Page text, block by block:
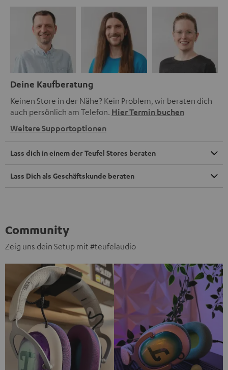
Deine Kaufberatung
Keinen Store in der Nähe? Kein Problem, wir beraten dich
auch persönlich am Telefon. Hier Termin buchen
Weitere Supportoptionen
Lass dich in einem der Teufel Stores beraten
Lass Dich als Geschäftskunde beraten
Community
Zeig uns dein Setup mit #teufelaudio